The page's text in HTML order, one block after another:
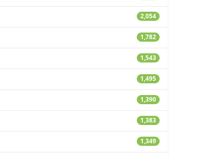
2,054
1,782
1,543
1,495
1,390
1,383
1,349